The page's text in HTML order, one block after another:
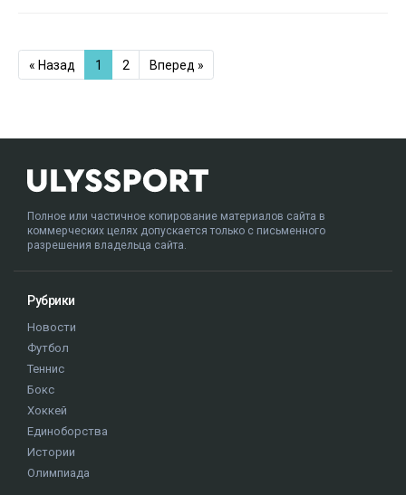
« Назад 1 2 Вперед »
Полное или частичное копирование материалов сайта в
коммерческих целях допускается только с письменного
разрешения владельца сайта.
Рубрики
Новости
Футбол
Теннис
Бокс
Хоккей
Единоборства
Истории
Олимпиада